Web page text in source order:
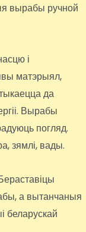
вырабы ручной
і
матэрыял,
да
Вырабы
погляд.
зямлі, вады.
а вытанчаныя
беларускай